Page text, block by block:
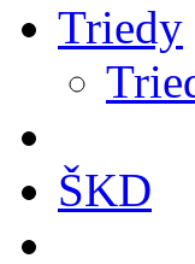
Triedy
ŠKD